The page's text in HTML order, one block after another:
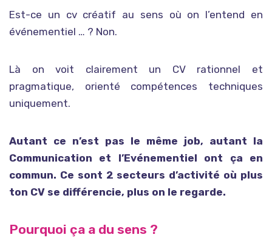
Est-ce un cv créatif au sens où on l’entend en
événementiel … ? Non.
Là on voit clairement un CV rationnel et
pragmatique, orienté compétences techniques
uniquement.
Autant ce n’est pas le même job, autant la
Communication et l’Evénementiel ont ça en
commun. Ce sont 2 secteurs d’activité où plus
ton CV se différencie, plus on le regarde.
Pourquoi ça a du sens ?